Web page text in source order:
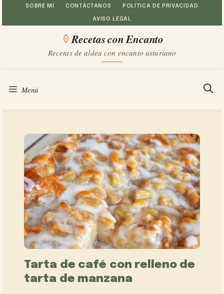
Saltar
al
SOBRE MÍ CONTÁCTANOS POLÍTICA DE PRIVACIDAD
AVISO LEGAL
Recetas con Encanto
Recetas de aldea con encanto asturiano
Menú
Tarta de café con relleno de
tarta de manzana